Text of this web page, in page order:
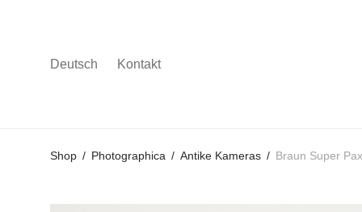
Deutsch Kontakt
Shop / Photographica / Antike Kameras / Braun Super